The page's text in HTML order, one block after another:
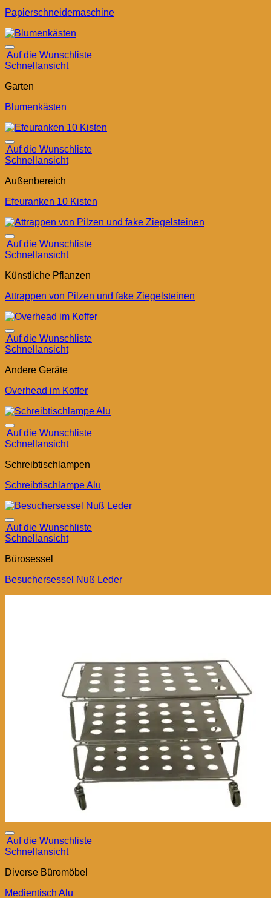
Papierschneidemaschine
Auf die Wunschliste
Schnellansicht
Garten
Blumenkästen
Auf die Wunschliste
Schnellansicht
Außenbereich
Efeuranken 10 Kisten
Auf die Wunschliste
Schnellansicht
Künstliche Pflanzen
Attrappen von Pilzen und fake Ziegelsteinen
Auf die Wunschliste
Schnellansicht
Andere Geräte
Overhead im Koffer
Auf die Wunschliste
Schnellansicht
Schreibtischlampen
Schreibtischlampe Alu
Auf die Wunschliste
Schnellansicht
Bürosessel
Besuchersessel Nuß Leder
Auf die Wunschliste
Schnellansicht
Diverse Büromöbel
Medientisch Alu